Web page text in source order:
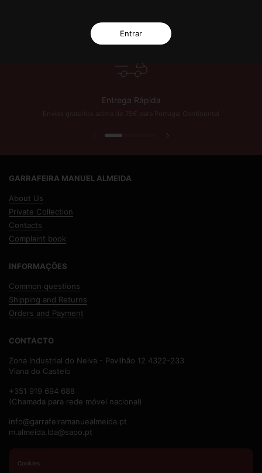
Entrega Rápida
GARRAFEIRA MANUEL ALMEIDA
About Us
Private Collection
Contacts
Complaint book
INFORMAÇÕES
Common questions
Shipping and Returns
Orders and Payment
CONTACTO
Zona Industrial do Neiva - Pavilhão 12 4322-233
Viana do Castelo
+351 919 694 688
(Chamada para rede móvel nacional)
info@garrafeiramanuealmeida.pt
m.almeida.lda@sapo.pt
Email Phone
Cookies
Entrar